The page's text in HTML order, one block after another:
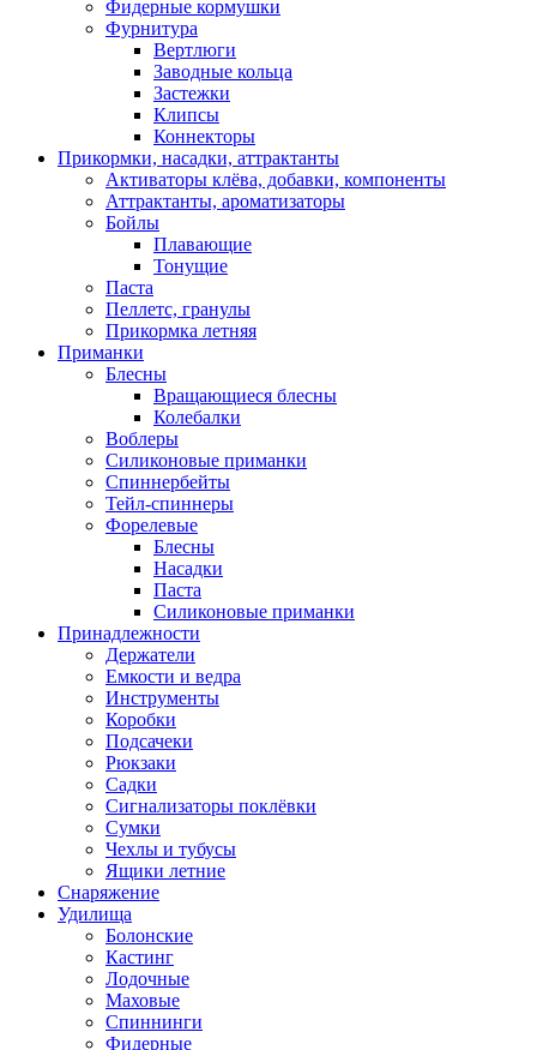
Фидерные кормушки
Фурнитура
Вертлюги
Заводные кольца
Застежки
Клипсы
Коннекторы
Прикормки, насадки, аттрактанты
Активаторы клёва, добавки, компоненты
Аттрактанты, ароматизаторы
Бойлы
Плавающие
Тонущие
Паста
Пеллетс, гранулы
Прикормка летняя
Приманки
Блесны
Вращающиеся блесны
Колебалки
Воблеры
Силиконовые приманки
Спиннербейты
Тейл-спиннеры
Форелевые
Блесны
Насадки
Паста
Силиконовые приманки
Принадлежности
Держатели
Емкости и ведра
Инструменты
Коробки
Подсачеки
Рюкзаки
Садки
Сигнализаторы поклёвки
Сумки
Чехлы и тубусы
Ящики летние
Снаряжение
Удилища
Болонские
Кастинг
Лодочные
Маховые
Спиннинги
Фидерные